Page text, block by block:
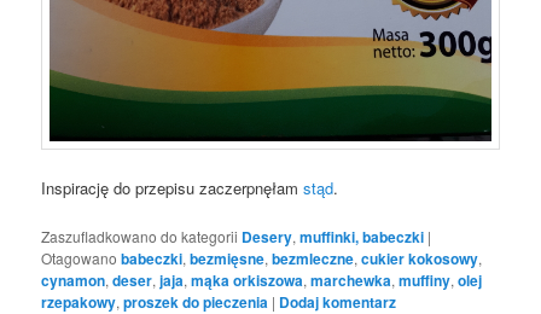
Inspirację do przepisu zaczerpnęłamstąd.
Zaszufladkowano do kategorii Desery,muffinki, babeczki |
Otagowano babeczki,bezmięsne,bezmleczne,cukier kokosowy,
cynamon,deser,jaja,mąka orkiszowa,marchewka,muffiny,olej
rzepakowy,proszek do pieczenia | Dodaj komentarz